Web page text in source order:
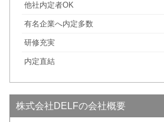
他社内定者OK
有名企業へ内定多数
研修充実
内定直結
株式会社DELFの会社概要